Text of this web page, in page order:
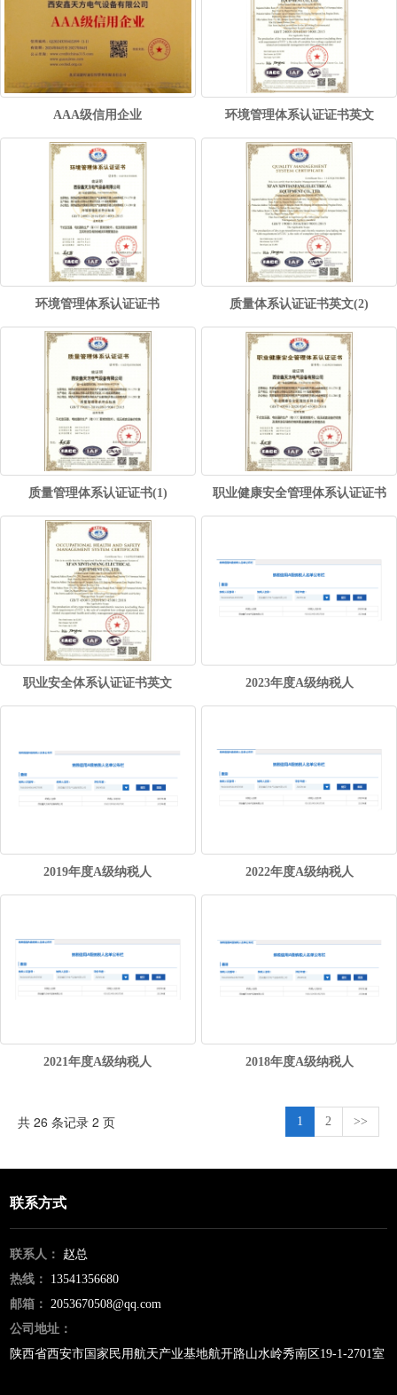
AAA级信用企业 环境管理体系认证证书英文
环境管理体系认证证书 质量体系认证证书英文(2)
质量管理体系认证证书(1) 职业健康安全管理体系认证证书
职业安全体系认证证书英文 2023年度A级纳税人
2019年度A级纳税人 2022年度A级纳税人
2021年度A级纳税人 2018年度A级纳税人
共 26 条记录 2 页 1 2 >>
联系方式
联系人：
赵总
热线：
13541356680
邮箱：
2053670508@qq.com
公司地址：
陕西省西安市国家民用航天产业基地航开路山水岭秀南区19-1-2701室